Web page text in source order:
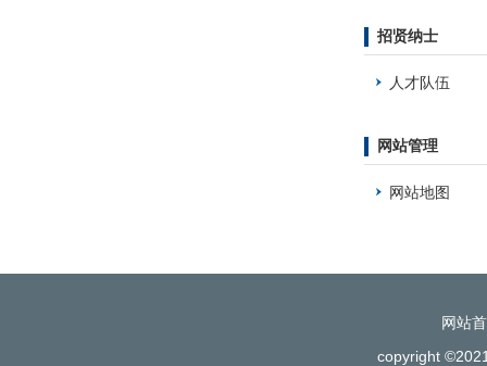
招贤纳士
人才队伍
网站管理
网站地图
网站
copyright